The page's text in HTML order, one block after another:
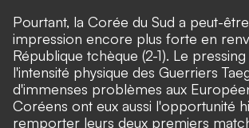
Pourtant, la Corée du Sud a peut-
impression encore plus forte en
République tchèque (2-1). Le
l'intensité physique des Guerriers
d'immenses problèmes aux
Coréens ont eux aussi l'opportunité
remporter leurs deux premiers